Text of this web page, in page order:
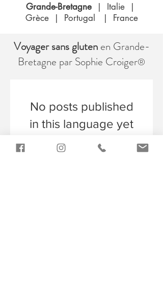
Grande-Bretagne | Italie
|
Grèce
| Portugal | France
Voyager sans glutenen Grande-
Bretagne par Sophie Croiger®
No posts published
in this language yet
Once posts are published,
you’ll see them here.